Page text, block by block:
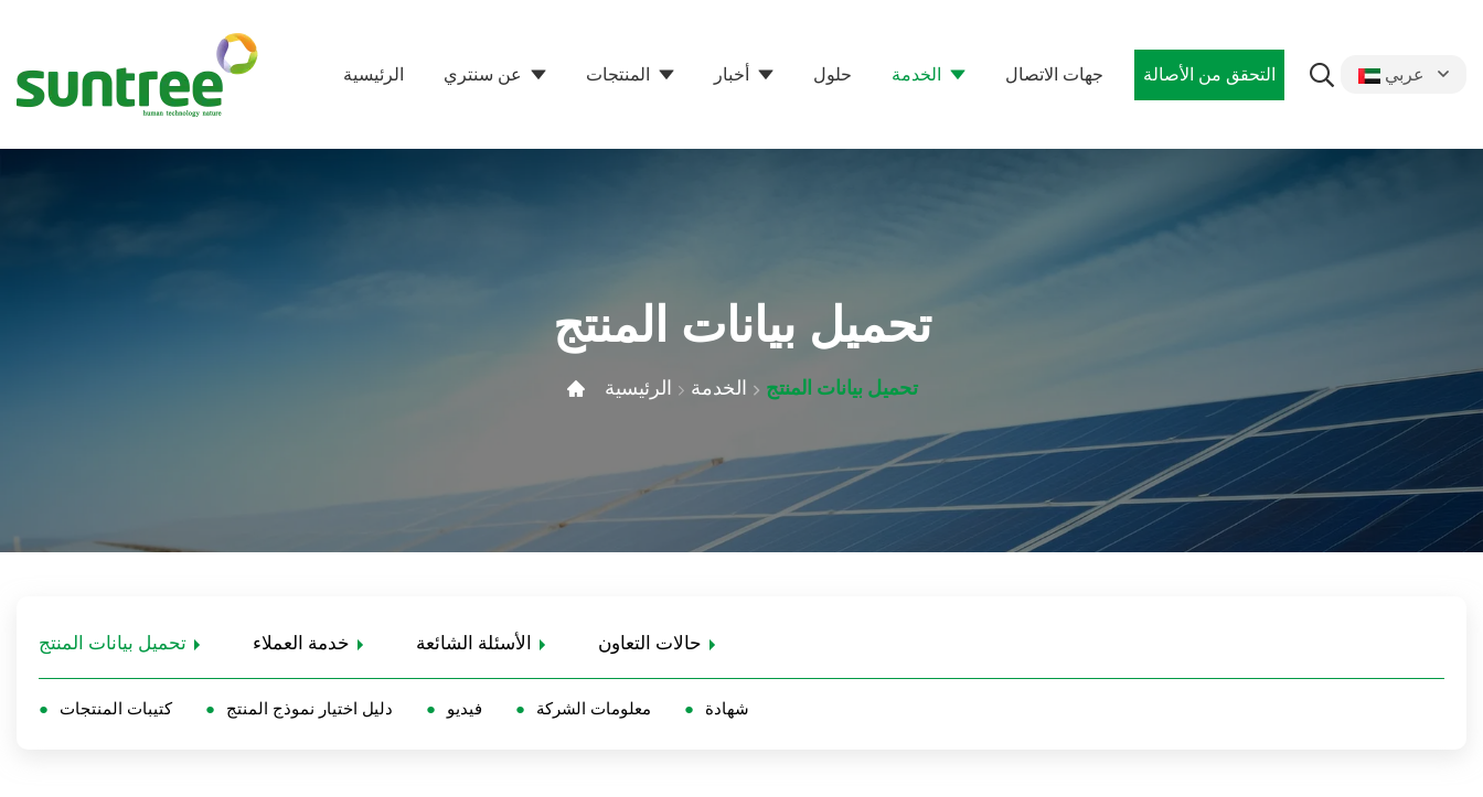
الرئيسية عن سنتري المنتجات أخبار حلول الخدمة جهات الاتصال التحقق من الأصالة
تحميل بيانات المنتج
الرئيسية الخدمة تحميل بيانات المنتج
تحميل بيانات المنتج خدمة العملاء الأسئلة الشائعة حالات التعاون
كتيبات المنتجات دليل اختيار نموذج المنتج فيديو معلومات الشركة شهادة